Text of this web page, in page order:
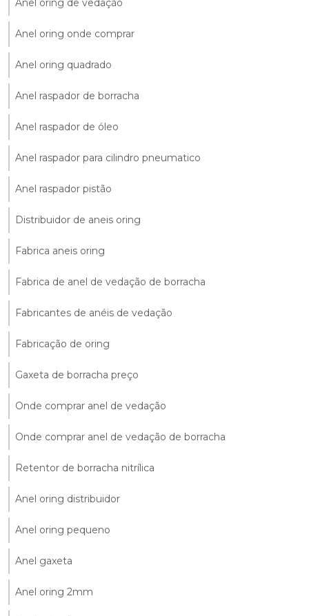
Anel oring de vedação
Anel oring onde comprar
Anel oring quadrado
Anel raspador de borracha
Anel raspador de óleo
Anel raspador para cilindro pneumatico
Anel raspador pistão
Distribuidor de aneis oring
Fabrica aneis oring
Fabrica de anel de vedação de borracha
Fabricantes de anéis de vedação
Fabricação de oring
Gaxeta de borracha preço
Onde comprar anel de vedação
Onde comprar anel de vedação de borracha
Retentor de borracha nitrílica
Anel oring distribuidor
Anel oring pequeno
Anel gaxeta
Anel oring 2mm